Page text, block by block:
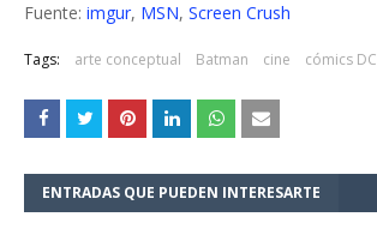
Fuente: imgur, MSN, Screen Crush
Tags: arte conceptual Batman cine cómics DC
ENTRADAS QUE PUEDEN INTERESARTE